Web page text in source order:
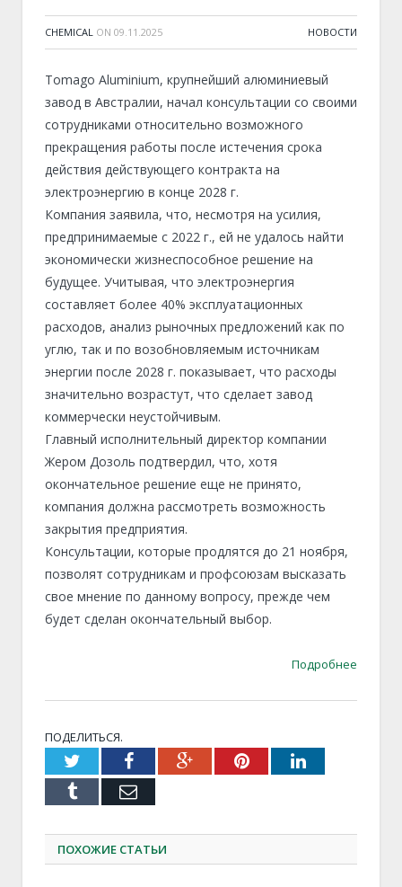
CHEMICAL ON 09.11.2025 НОВОСТИ
Tomago Aluminium, крупнейший алюминиевый
завод в Австралии, начал консультации со своими
сотрудниками относительно возможного
прекращения работы после истечения срока
действия действующего контракта на
электроэнергию в конце 2028 г.
Компания заявила, что, несмотря на усилия,
предпринимаемые с 2022 г., ей не удалось найти
экономически жизнеспособное решение на
будущее. Учитывая, что электроэнергия
составляет более 40% эксплуатационных
расходов, анализ рыночных предложений как по
углю, так и по возобновляемым источникам
энергии после 2028 г. показывает, что расходы
значительно возрастут, что сделает завод
коммерчески неустойчивым.
Главный исполнительный директор компании
Жером Дозоль подтвердил, что, хотя
окончательное решение еще не принято,
компания должна рассмотреть возможность
закрытия предприятия.
Консультации, которые продлятся до 21 ноября,
позволят сотрудникам и профсоюзам высказать
свое мнение по данному вопросу, прежде чем
будет сделан окончательный выбор.
Подробнее
ПОДЕЛИТЬСЯ.
TwitterFacebookGoogle+PinterestLinkedIn
Tumblr Email
ПОХОЖИЕ СТАТЬИ